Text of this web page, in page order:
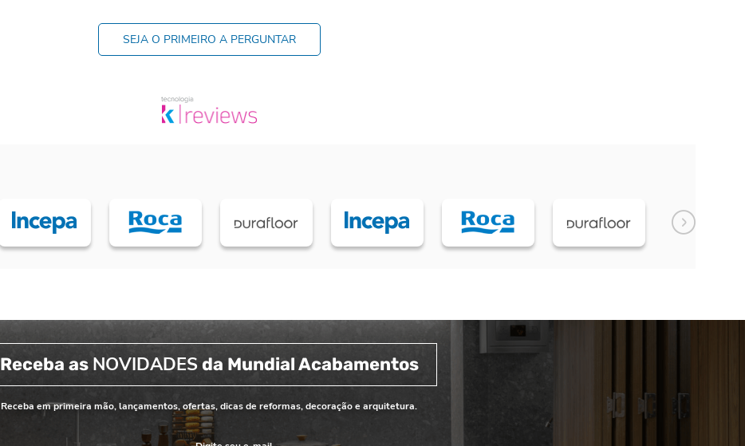
SEJA O PRIMEIRO A PERGUNTAR
Receba asNOVIDADES da Mundial Acabamentos
Receba em primeira mão, lançamentos, ofertas, dicas de reformas, decoração e arquitetura.